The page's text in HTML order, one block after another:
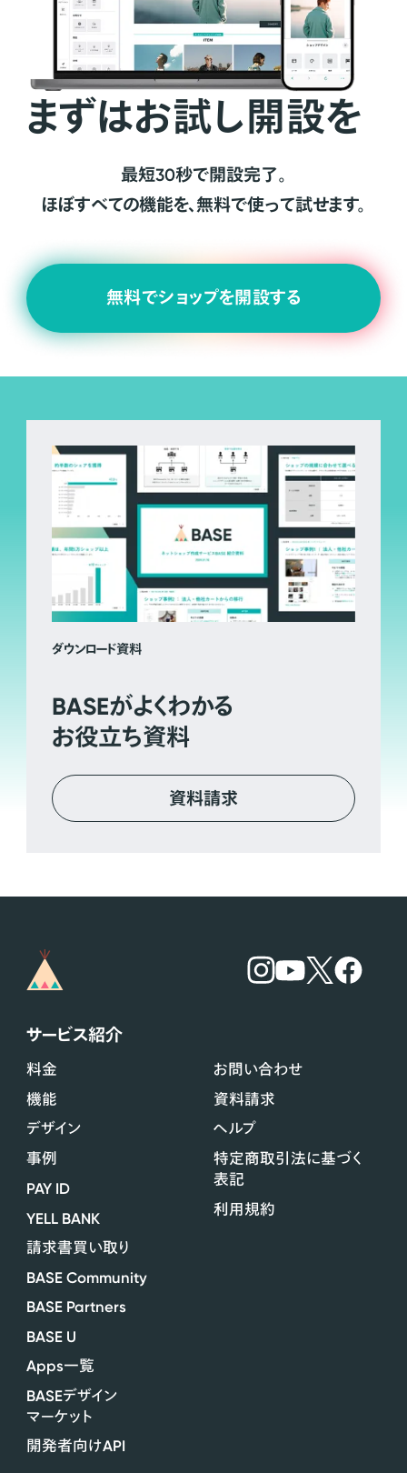
まずはお試し開設を
最短30秒で開設完了。
ほぼすべての機能を、無料で使って試せます。
無料でショップを開設する
ダウンロード資料
BASEがよくわかる
お役立ち資料
資料請求
サービス紹介
料金
機能
デザイン
事例
PAY ID
YELL BANK
請求書買い取り
BASE Community
BASE Partners
BASE U
Apps一覧
BASEデザイン
マーケット
開発者向けAPI
お問い合わせ
資料請求
ヘルプ
特定商取引法に基づく
表記
利用規約